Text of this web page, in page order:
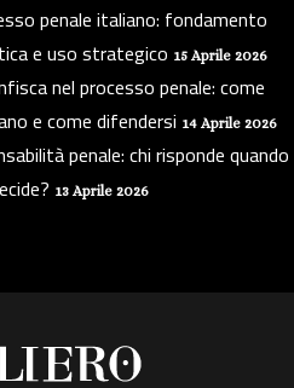
penale italiano: fondamento
e uso strategico 15 Aprile 2026
nel processo penale: come
e come difendersi 14 Aprile 2026
penale: chi risponde quando
13 Aprile 2026